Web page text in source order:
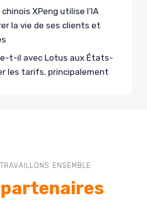
XPeng utilise l’IA
la vie de ses clients et
t-il avec Lotus aux États-
les tarifs, principalement
ENSEMBLE
partenaires